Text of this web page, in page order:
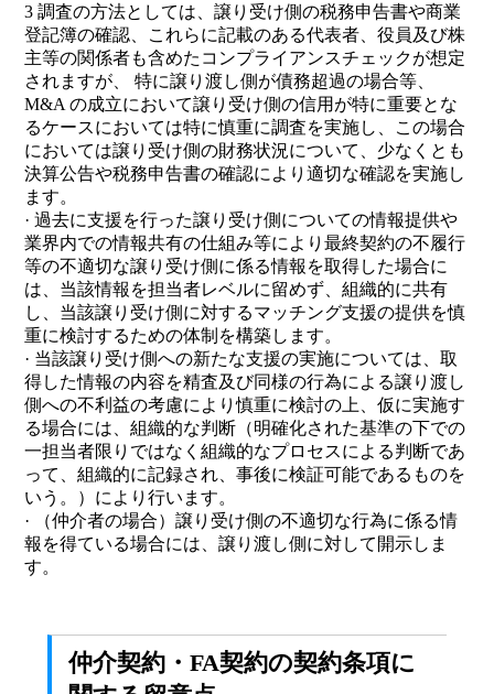
3 調査の方法としては、譲り受け側の税務申告書や商業
登記簿の確認、これらに記載のある代表者、役員及び株
主等の関係者も含めたコンプライアンスチェックが想定
されますが、 特に譲り渡し側が債務超過の場合等、
M&A の成立において譲り受け側の信用が特に重要とな
るケースにおいては特に慎重に調査を実施し、この場合
においては譲り受け側の財務状況について、少なくとも
決算公告や税務申告書の確認により適切な確認を実施し
ます。
· 過去に支援を行った譲り受け側についての情報提供や
業界内での情報共有の仕組み等により最終契約の不履行
等の不適切な譲り受け側に係る情報を取得した場合に
は、当該情報を担当者レベルに留めず、組織的に共有
し、当該譲り受け側に対するマッチング支援の提供を慎
重に検討するための体制を構築します。
· 当該譲り受け側への新たな支援の実施については、取
得した情報の内容を精査及び同様の行為による譲り渡し
側への不利益の考慮により慎重に検討の上、仮に実施す
る場合には、組織的な判断（明確化された基準の下での
一担当者限りではなく組織的なプロセスによる判断であ
って、組織的に記録され、事後に検証可能であるものを
いう。）により行います。
· （仲介者の場合）譲り受け側の不適切な行為に係る情
報を得ている場合には、譲り渡し側に対して開示しま
す。
仲介契約・FA契約の契約条項に